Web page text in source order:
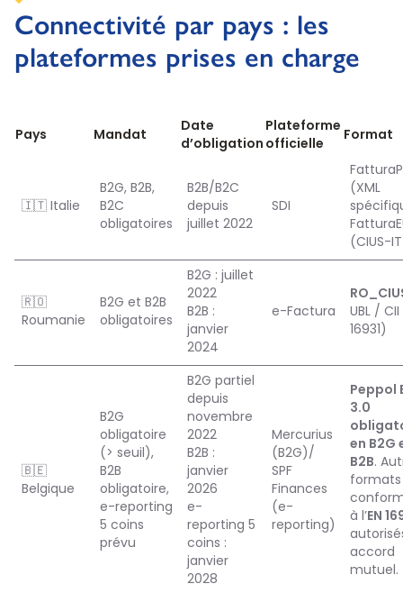
Connectivité par pays : les
plateformes prises en charge
Pays Mandat
Date
d’obligation
Plateforme
officielle
Format
🇮🇹 Italie
B2G, B2B,
B2C
obligatoires
B2B/B2C
depuis
juillet 2022
SDI
(XML
(CIUS-
🇷🇴
Roumanie
B2G et B2B
obligatoires
B2G : juillet
2022
B2B :
janvier
2024
e-Factura
UBL / CII
16931)
🇧🇪
Belgique
B2G
obligatoire
(> seuil),
B2B
obligatoire,
e-reporting
5 coins
prévu
B2G partiel
depuis
novembre
2022
B2B :
janvier
2026
e-
reporting 5
coins :
janvier
2028
Mercurius
(B2G)/
SPF
Finances
(e-
reporting)
Peppol
3.0
en B2G
B2B.
formats
à l’EN
accord
mutuel.